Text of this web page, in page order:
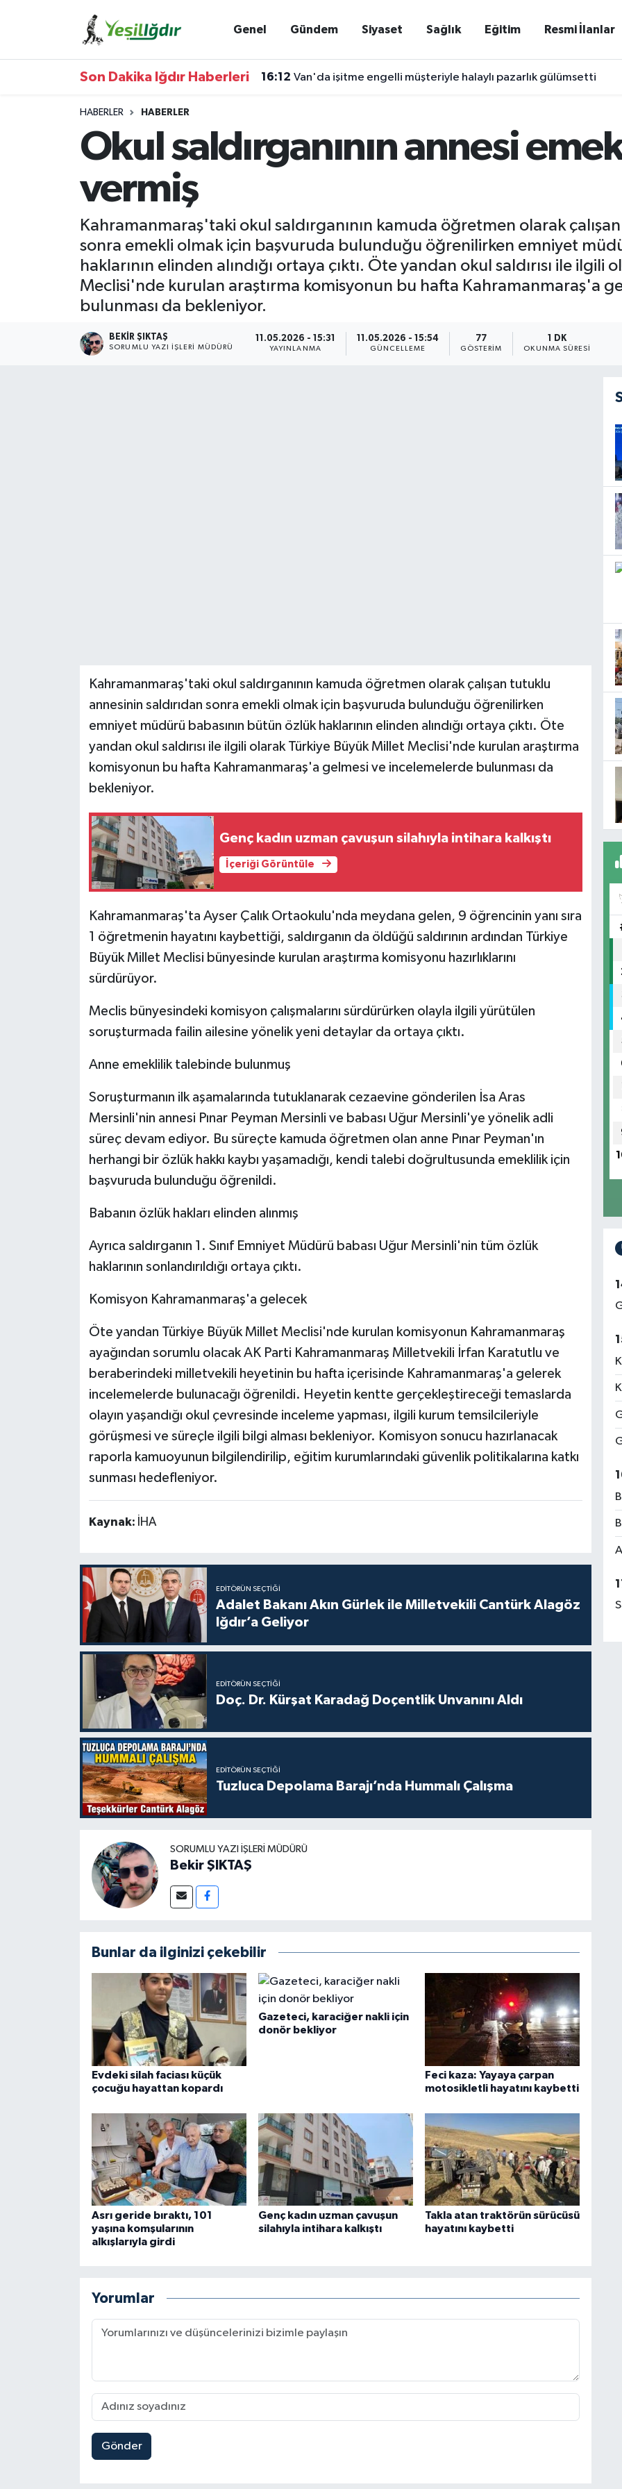
Genel Gündem Siyaset Sağlık Eğitim Resmi İlanlar
Son Dakika Iğdır Haberleri 16:12 Van'da işitme engelli müşteriyle halaylı pazarlık gülümsetti
HABERLER HABERLER
Okul saldırganının annesi
vermiş
Kahramanmaraş'taki okul saldırganının kamuda öğretmen olarak
sonra emekli olmak için başvuruda bulunduğu öğrenilirken emniyet
haklarının elinden alındığı ortaya çıktı. Öte yandan okul saldırısı ile
Meclisi'nde kurulan araştırma komisyonun bu hafta Kahramanmaraş'a
bulunması da bekleniyor.
BEKIR ŞIKTAŞ
SORUMLU YAZI İŞLERI MÜDÜRÜ
11.05.2026 - 15:31
YAYINLANMA
11.05.2026 - 15:54
GÜNCELLEME
77
GÖSTERIM
1 DK
OKUNMA SÜRESI
Kahramanmaraş'taki okul saldırganının kamuda öğretmen olarak çalışan tutuklu
annesinin saldırıdan sonra emekli olmak için başvuruda bulunduğu öğrenilirken
emniyet müdürü babasının bütün özlük haklarının elinden alındığı ortaya çıktı. Öte
yandan okul saldırısı ile ilgili olarak Türkiye Büyük Millet Meclisi'nde kurulan araştırma
komisyonun bu hafta Kahramanmaraş'a gelmesi ve incelemelerde bulunması da
bekleniyor.
Genç kadın uzman çavuşun silahıyla intihara kalkıştı
İçeriği Görüntüle
Kahramanmaraş'ta Ayser Çalık Ortaokulu'nda meydana gelen, 9 öğrencinin yanı sıra
1 öğretmenin hayatını kaybettiği, saldırganın da öldüğü saldırının ardından Türkiye
Büyük Millet Meclisi bünyesinde kurulan araştırma komisyonu hazırlıklarını
sürdürüyor.
Meclis bünyesindeki komisyon çalışmalarını sürdürürken olayla ilgili yürütülen
soruşturmada failin ailesine yönelik yeni detaylar da ortaya çıktı.
Anne emeklilik talebinde bulunmuş
Soruşturmanın ilk aşamalarında tutuklanarak cezaevine gönderilen İsa Aras
Mersinli'nin annesi Pınar Peyman Mersinli ve babası Uğur Mersinli'ye yönelik adli
süreç devam ediyor. Bu süreçte kamuda öğretmen olan anne Pınar Peyman'ın
herhangi bir özlük hakkı kaybı yaşamadığı, kendi talebi doğrultusunda emeklilik için
başvuruda bulunduğu öğrenildi.
Babanın özlük hakları elinden alınmış
Ayrıca saldırganın 1. Sınıf Emniyet Müdürü babası Uğur Mersinli'nin tüm özlük
haklarının sonlandırıldığı ortaya çıktı.
Komisyon Kahramanmaraş'a gelecek
Öte yandan Türkiye Büyük Millet Meclisi'nde kurulan komisyonun Kahramanmaraş
ayağından sorumlu olacak AK Parti Kahramanmaraş Milletvekili İrfan Karatutlu ve
beraberindeki milletvekili heyetinin bu hafta içerisinde Kahramanmaraş'a gelerek
incelemelerde bulunacağı öğrenildi. Heyetin kentte gerçekleştireceği temaslarda
olayın yaşandığı okul çevresinde inceleme yapması, ilgili kurum temsilcileriyle
görüşmesi ve süreçle ilgili bilgi alması bekleniyor. Komisyon sonucu hazırlanacak
raporla kamuoyunun bilgilendirilip, eğitim kurumlarındaki güvenlik politikalarına katkı
sunması hedefleniyor.
Kaynak: İHA
EDITÖRÜN SEÇTIĞI
Adalet Bakanı Akın Gürlek ile Milletvekili Cantürk Alagöz
Iğdır’a Geliyor
EDITÖRÜN SEÇTIĞI
Doç. Dr. Kürşat Karadağ Doçentlik Unvanını Aldı
EDITÖRÜN SEÇTIĞI
Tuzluca Depolama Barajı’nda Hummalı Çalışma
SORUMLU YAZI İŞLERI MÜDÜRÜ
Bekir ŞIKTAŞ
Bunlar da ilginizi çekebilir
Evdeki silah faciası küçük
çocuğu hayattan kopardı
Gazeteci, karaciğer nakli için
donör bekliyor
Feci kaza: Yayaya çarpan
motosikletli hayatını kaybetti
Asrı geride bıraktı, 101
yaşına komşularının
alkışlarıyla girdi
Genç kadın uzman çavuşun
silahıyla intihara kalkıştı
Takla atan traktörün sürücüsü
hayatını kaybetti
Yorumlar
Gönder
Iğdır Trafik Yoğunluk Haritası
Süper Lig Puan Durumu ve Fikstür
Tüm Manşetler
Son Dakika Haberleri
Haber Arşivi